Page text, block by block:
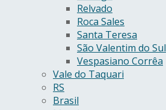
Relvado
Roca Sales
Santa Teresa
São Valentim do Sul
Vespasiano Corrêa
Vale do Taquari
RS
Brasil